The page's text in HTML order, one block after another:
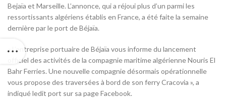
Bejaïa et Marseille. L’annonce, qui a réjoui plus d’un parmi les
ressortissants algériens établis en France, a été faite la semaine
dernière par le port de Béjaïa.
« L’entreprise portuaire de Béjaïa vous informe du lancement
officiel des activités de la compagnie maritime algérienne Nouris El
Bahr Ferries. Une nouvelle compagnie désormais opérationnelle
vous propose des traversées à bord de son ferry Cracovia », a
indiqué ledit port sur sa page Facebook.